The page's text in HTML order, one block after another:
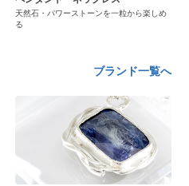
天然石・パワーストーンを一粒から楽しめ
る
ブランド一覧へ